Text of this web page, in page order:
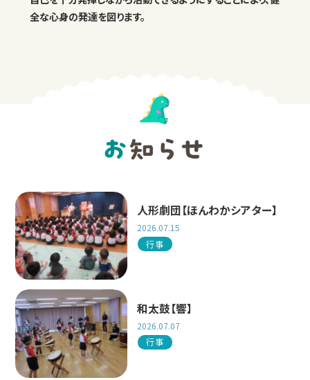
全な心身の発達を図ります。
人形劇団【ほんわかシアター】
2026.07.15
行事
和太鼓【響】
2026.07.07
行事